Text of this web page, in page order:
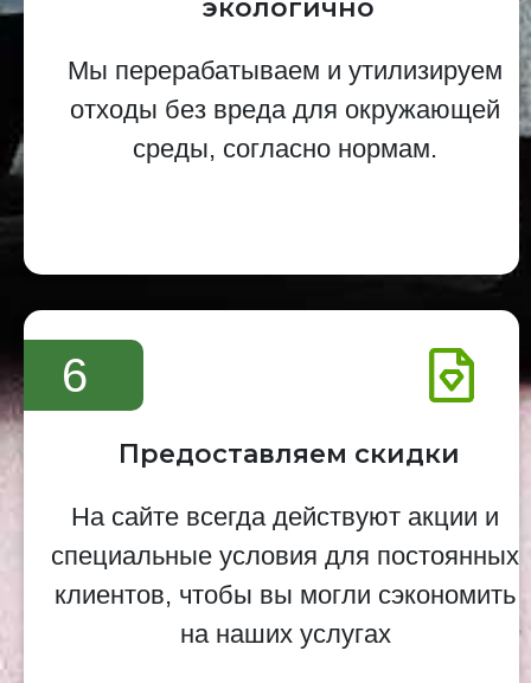
экологично
Мы перерабатываем и утилизируем
отходы без вреда для окружающей
среды, согласно нормам.
6
Предоставляем скидки
На сайте всегда действуют акции и
специальные условия для постоянных
клиентов, чтобы вы могли сэкономить
на наших услугах